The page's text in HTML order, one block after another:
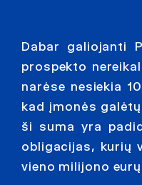
Dabar galiojanti
prospekto
narėse nesiekia
kad įmonės
ši suma yra
obligacijas, kurių
vieno milijono